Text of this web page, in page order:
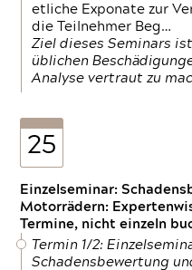
etliche Exponate zur
die Teilnehmer Beg…
Ziel dieses Seminars
üblichen
Analyse vertraut zu
25
Einzelseminar:
Motorrädern:
Termine, nicht einzeln
Termin 1/2:
Schadensbewertung